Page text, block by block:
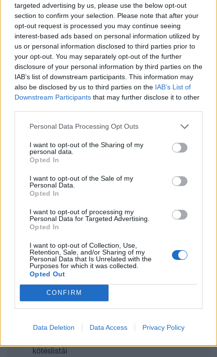
targeted advertising by us, please use the below opt-out
section to confirm your selection. Please note that after your
opt-out request is processed you may continue seeing
interest-based ads based on personal information utilized by
us or personal information disclosed to third parties prior to
your opt-out. You may separately opt-out of the further
disclosure of your personal information by third parties on the
IAB’s list of downstream participants. This information may
also be disclosed by us to third parties on the IAB’s List of
Downstream Participants that may further disclose it to other
Personal Data Processing Opt Outs
I want to opt-out of the Sharing of my
personal data.
Opted In
I want to opt-out of the Sale of my
Personal Data.
Opted In
I want to opt-out of processing my
Personal Data for Targeted Advertising.
Opted In
I want to opt-out of Collection, Use,
Retention, Sale, and/or Sharing of my
Personal Data that Is Unrelated with the
Purposes for which it was collected.
Opted Out
CONFIRM
Data Deletion Data Access Privacy Policy
Európai Unió cégfelvásárlásra vonatkozó
irányelvét is teljes mértékben figyelmen kívül
hagyja a kormány legújabb PSZÁF törvényt
módosító javaslata, melynek tárgyalását e hét
keddjén kezdi meg az Országgyűlés - tette közzé a
TEBÉSZ. A módosítási javaslatot a
Pénzügyminisztérium mindvégig titkosan kezelte,
a kisbefektetők érdekvédelmi szervezete, a
először a törvényjavaslat szövegét.
A TEBÉSZ szerint, a kisbefektetői jogok szisztematikus
korlátozására készül a kormány a Pénzügyi Szervezetek
Állami Felügyeletéről szóló törvény legújabb
módosításában. Ennek oka minden bizonnyal az immár 2
éve tartó Brau-Heineken felvásárlási ügy során felmerült és
a felügyeletet hátrányosan érintő problémák magyar
jogrendszerből történő kiiktatása. Mint...
KEDVES OLVASÓNK!
A keresett cikk a portfolio.hu hírarchívumához
tartozik, melynek olvasása előfizetéses
regisztrációhoz kötött.
Portfolio.hu teljes cikkarchívum
kötéslistái